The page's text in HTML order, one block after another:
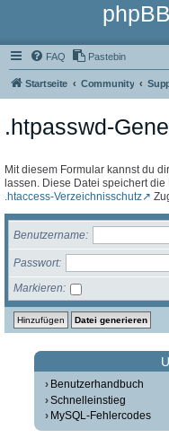
FAQ Pastebin
Startseite Community
.htpasswd-
Mit diesem Formular kannst du
lassen. Diese Datei speichert
.htaccess-Verzeichnisschutz
Benutzername
Passwort
Markieren
Benutzerhandbuch
Schnelleinstieg
MySQL-Fehlercodes